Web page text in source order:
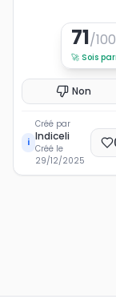
71/100
🚀 Sois
Non
i
Créé par
Indiceli
Créé le
29/12/2025